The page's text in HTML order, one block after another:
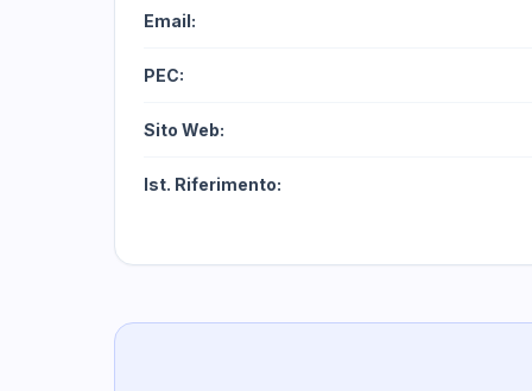
Email:
PEC:
Sito Web:
Ist. Riferimento: